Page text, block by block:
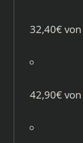
32,40€ von
42,90€ von